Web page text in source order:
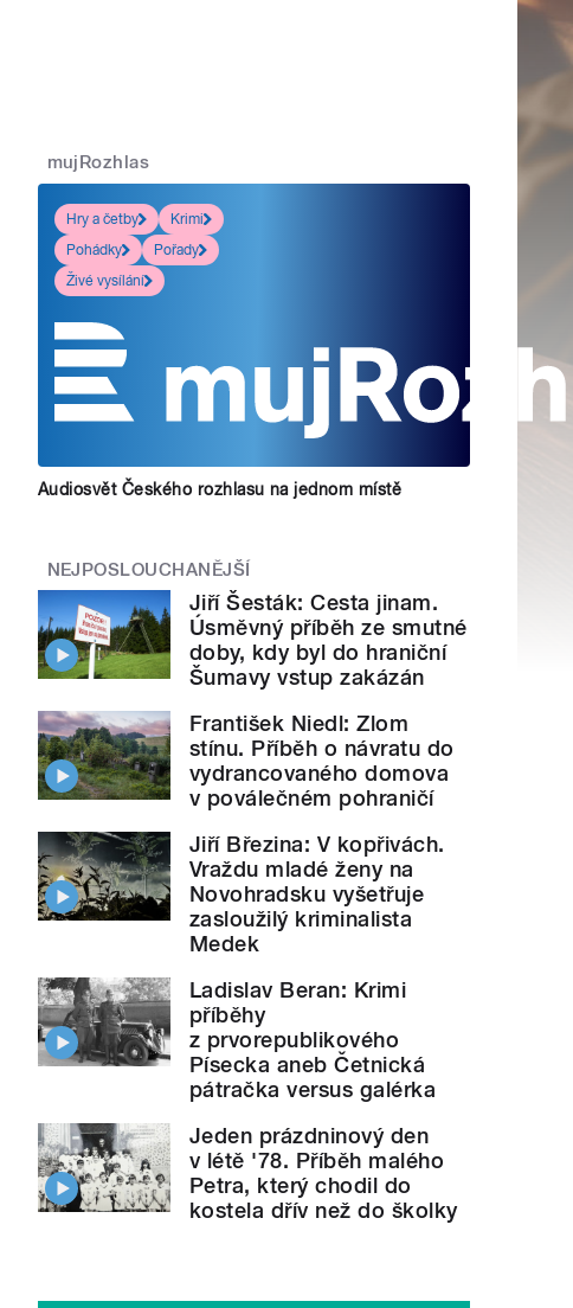
mujRozhlas
Hry a četby
Krimi
Pohádky
Pořady
Živé vysílání
Audiosvět Českého rozhlasu na jednom místě
NEJPOSLOUCHANĚJŠÍ
Jiří Šesták: Cesta jinam.
Úsměvný příběh ze smutné
doby, kdy byl do hraniční
Šumavy vstup zakázán
František Niedl: Zlom
stínu. Příběh o návratu do
vydrancovaného domova
v poválečném pohraničí
Jiří Březina: V kopřivách.
Vraždu mladé ženy na
Novohradsku vyšetřuje
zasloužilý kriminalista
Medek
Ladislav Beran: Krimi
příběhy
z prvorepublikového
Písecka aneb Četnická
pátračka versus galérka
Jeden prázdninový den
v létě '78. Příběh malého
Petra, který chodil do
kostela dřív než do školky